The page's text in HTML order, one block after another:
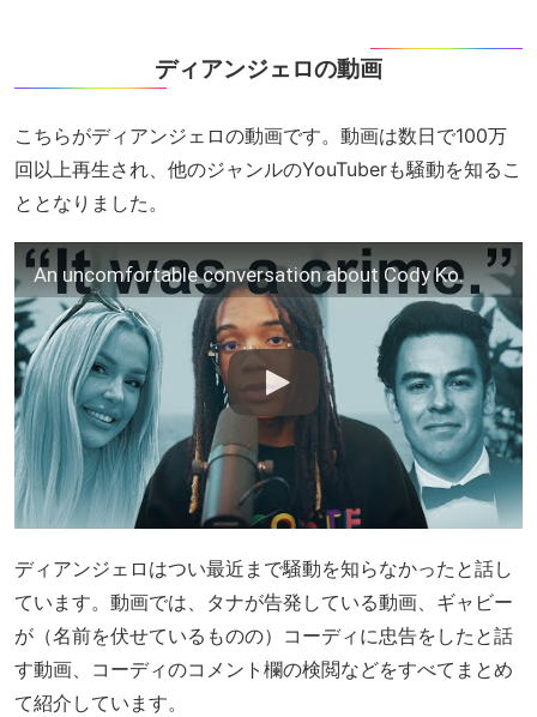
ディアンジェロの動画
こちらがディアンジェロの動画です。動画は数日で100万
回以上再生され、他のジャンルのYouTuberも騒動を知るこ
ととなりました。
An uncomfortable conversation about Cody Ko.
ディアンジェロはつい最近まで騒動を知らなかったと話し
ています。動画では、タナが告発している動画、ギャビー
が（名前を伏せているものの）コーディに忠告をしたと話
す動画、コーディのコメント欄の検閲などをすべてまとめ
て紹介しています。